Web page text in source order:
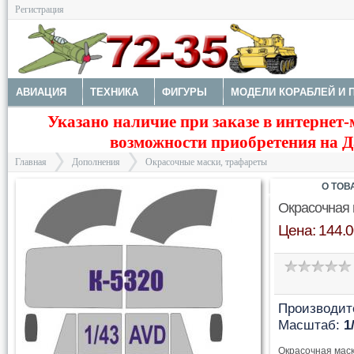
Регистрация
АВИАЦИЯ ТЕХНИКА ФИГУРЫ МОДЕЛИ КОРАБЛЕЙ И
ДОПОЛНЕНИЯ ДЕКАЛИ КОЛЕСА НАБОРЫ
КРАСКИ И ИНСТРУМЕНТЫ
Указано наличие при заказе в
возможности приобретения на
Главная
>
Дополнения Окрасочные маски, трафареты
Окрасочная
Цена:
Масштаб:
Окрасочная
О